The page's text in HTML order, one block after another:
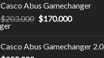
Casco Abus Gamechanger
$203.000 El
era:
$170.000El
es:
Casco Abus Gamechanger 2.0